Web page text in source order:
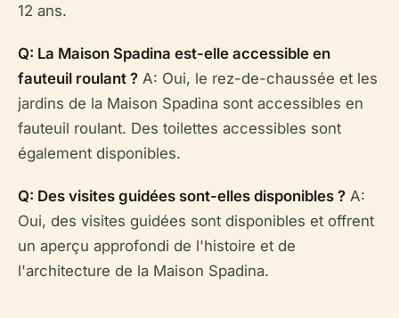
12 ans.
Q: La Maison Spadina est-elle accessible en
fauteuil roulant ? A: Oui, le rez-de-chaussée et les
jardins de la Maison Spadina sont accessibles en
fauteuil roulant. Des toilettes accessibles sont
également disponibles.
Q: Des visites guidées sont-elles disponibles ? A:
Oui, des visites guidées sont disponibles et offrent
un aperçu approfondi de l'histoire et de
l'architecture de la Maison Spadina.